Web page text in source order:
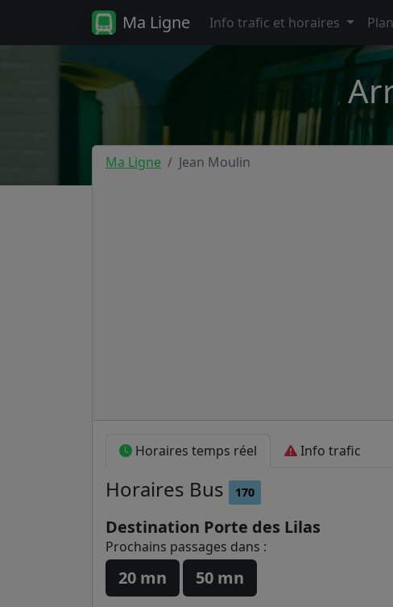
Ma Ligne Info trafic et horaires
Ma Ligne Jean Moulin
Horaires temps réel Info trafic
Horaires Bus 170
Destination Porte des Lilas
Prochains passages dans :
20 mn
50 mn